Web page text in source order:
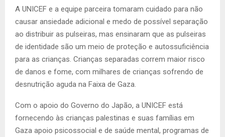
A UNICEF e a equipe parceira tomaram cuidado para não
causar ansiedade adicional e medo de possível separação
ao distribuir as pulseiras, mas ensinaram que as pulseiras
de identidade são um meio de proteção e autossuficiência
para as crianças. Crianças separadas correm maior risco
de danos e fome, com milhares de crianças sofrendo de
desnutrição aguda na Faixa de Gaza.
Com o apoio do Governo do Japão, a UNICEF está
fornecendo às crianças palestinas e suas famílias em
Gaza apoio psicossocial e de saúde mental, programas de